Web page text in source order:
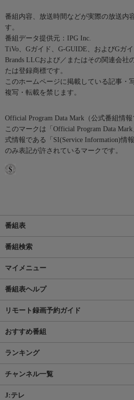
番組内容、放送時間などが実際の放送内
す。
番組データ提供元：IPG Inc.
TiVo、Gガイド、G-GUIDE、およびGガ
Brands LLCおよび／またはその関連会社
たは登録商標です。
このホームページに掲載している記事・
複写・転載を禁じます。
Official Program Data Mark（公式番組情報
このマークは「Official Program Data
式情報である「SI(Service Information)情
のみ表記が許されているマークです。
番組表
番組検索
マイメニュー
番組表ヘルプ
リモート録画予約ガイド
おすすめ番組
ランキング
チャンネル一覧
J:テレ